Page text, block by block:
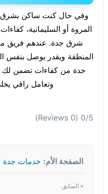
وفي حال كنت ساكن بشرق
المروة أو السليمانية،
شرق جدة. عندهم فريق
المنطقة ويقدر يوصل
جدة من كفاءات تضمن لك
وتعامل راقي
0/5
(0 Reviews)
الصفحة الأم: خدمات جدة
« السابق